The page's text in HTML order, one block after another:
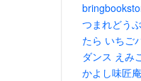
つまれどう
たら いちご
ダンス えみ
かよし味匠庵